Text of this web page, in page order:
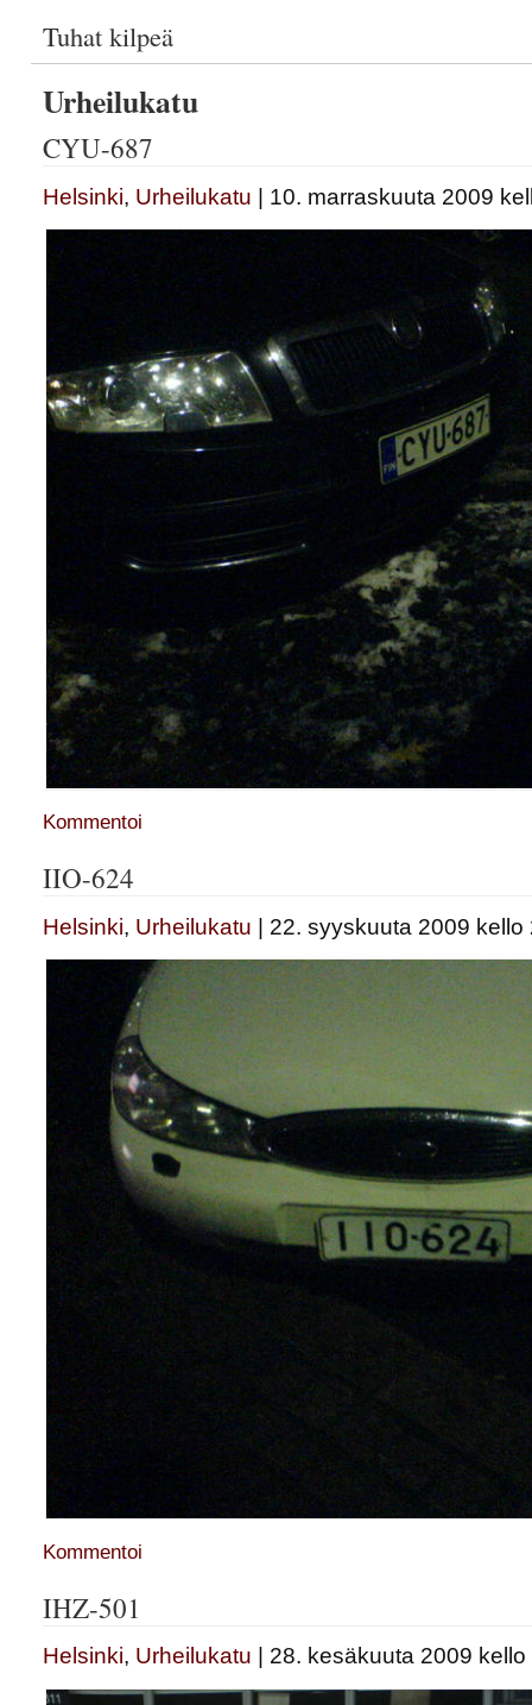
Tuhat kilpeä
Urheilukatu
CYU-687
Helsinki, Urheilukatu | 10. marraskuuta 2009
Kommentoi
IIO-624
Helsinki, Urheilukatu | 22. syyskuuta 2009 kello
Kommentoi
IHZ-501
Helsinki, Urheilukatu | 28. kesäkuuta 2009